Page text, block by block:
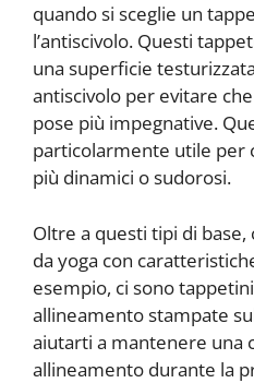
quando si sceglie un
l’antiscivolo. Questi
una superficie
antiscivolo per evitare
pose più impegnative.
particolarmente utile per
più dinamici o sudorosi.
Oltre a questi tipi di
da yoga con
esempio, ci sono
allineamento stampate
aiutarti a mantenere una
allineamento durante la